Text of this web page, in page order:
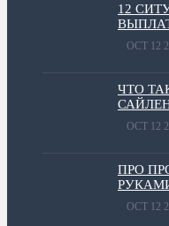
12
OCT 12
ЧТО
OCT 12
ПРО
OCT 12